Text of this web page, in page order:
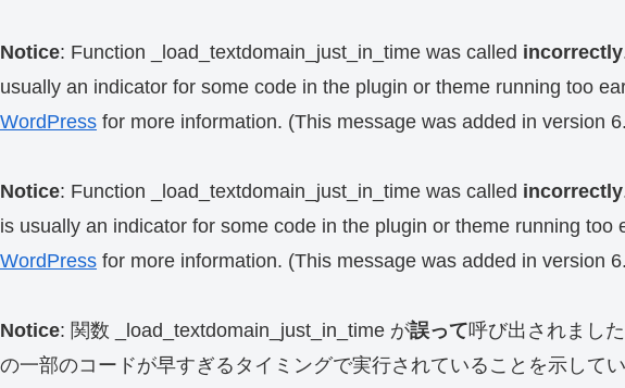
Notice: Function _load_textdomain_just_in_time was called incorrectly
usually an indicator for some code in the plugin or theme running too
WordPress for more information. (This message was added in version
Notice: Function _load_textdomain_just_in_time was called incorrectly
is usually an indicator for some code in the plugin or theme running too
WordPress for more information. (This message was added in version
Notice: 関数 _load_textdomain_just_in_time が誤って呼び出されました
の一部のコードが早すぎるタイミングで実行されていることを示して